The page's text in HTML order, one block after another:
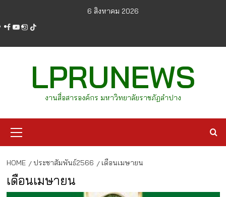
content
6 สิงหาคม 2026
facebook
youtube
instagram
tiktok
LPRUNEWS
งานสื่อสารองค์กร มหาวิทยาลัยราชภัฏลำปาง
Menu
HOME ประชาสัมพันธ์2566 เดือนเมษายน
เดือนเมษายน